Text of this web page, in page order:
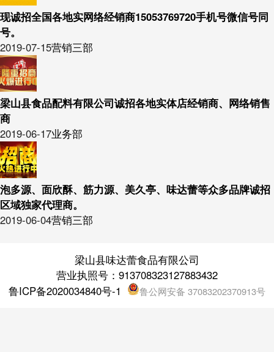
现诚招全国各地实网络经销商15053769720手机号微信号同
号。
2019-07-15营销三部
梁山县食品配料有限公司诚招各地实体店经销商、网络销售
商
2019-06-17业务部
泡多源、面欣酥、筋力源、美久亭、味达蕾等众多品牌诚招
区域独家代理商。
2019-06-04营销三部
梁山县味达蕾食品有限公司
营业执照号：913708323127883432
鲁ICP备2020034840号-1
鲁公网安备 37083202370913号